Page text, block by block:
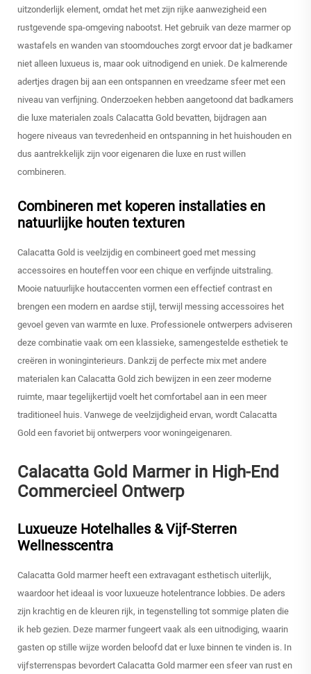
uitzonderlijk element, omdat het met zijn rijke aanwezigheid een
rustgevende spa-omgeving nabootst. Het gebruik van deze marmer op
wastafels en wanden van stoomdouches zorgt ervoor dat je badkamer
niet alleen luxueus is, maar ook uitnodigend en uniek. De kalmerende
adertjes dragen bij aan een ontspannen en vreedzame sfeer met een
niveau van verfijning. Onderzoeken hebben aangetoond dat badkamers
die luxe materialen zoals Calacatta Gold bevatten, bijdragen aan
hogere niveaus van tevredenheid en ontspanning in het huishouden en
dus aantrekkelijk zijn voor eigenaren die luxe en rust willen
combineren.
Combineren met koperen installaties en
natuurlijke houten texturen
Calacatta Gold is veelzijdig en combineert goed met messing
accessoires en houteffen voor een chique en verfijnde uitstraling.
Mooie natuurlijke houtaccenten vormen een effectief contrast en
brengen een modern en aardse stijl, terwijl messing accessoires het
gevoel geven van warmte en luxe. Professionele ontwerpers adviseren
deze combinatie vaak om een klassieke, samengestelde esthetiek te
creëren in woninginterieurs. Dankzij de perfecte mix met andere
materialen kan Calacatta Gold zich bewijzen in een zeer moderne
ruimte, maar tegelijkertijd voelt het comfortabel aan in een meer
traditioneel huis. Vanwege de veelzijdigheid ervan, wordt Calacatta
Gold een favoriet bij ontwerpers voor woningeigenaren.
Calacatta Gold Marmer in High-End
Commercieel Ontwerp
Luxueuze Hotelhalles & Vijf-Sterren
Wellnesscentra
Calacatta Gold marmer heeft een extravagant esthetisch uiterlijk,
waardoor het ideaal is voor luxueuze hotelentrance lobbies. De aders
zijn krachtig en de kleuren rijk, in tegenstelling tot sommige platen die
ik heb gezien. Deze marmer fungeert vaak als een uitnodiging, waarin
gasten op stille wijze worden beloofd dat er luxe binnen te vinden is. In
vijfsterrenspas bevordert Calacatta Gold marmer een sfeer van rust en